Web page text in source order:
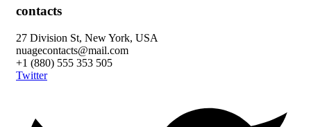
contacts
27 Division St, New York, USA
nuagecontacts@mail.com
+1 (880) 555 353 505
Twitter